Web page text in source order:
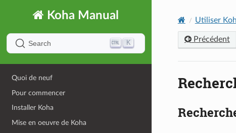
Koha Manual
Search K
Quoi de neuf
Pour commencer
Installer Koha
Mise en oeuvre de Koha
Utiliser
Précédent